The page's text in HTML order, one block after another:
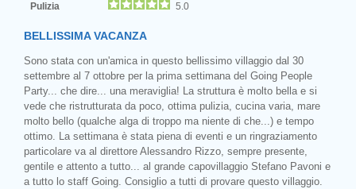
Pulizia
5.0
BELLISSIMA VACANZA
Sono stata con un'amica in questo bellissimo villaggio dal 30
settembre al 7 ottobre per la prima settimana del Going People
Party... che dire... una meraviglia! La struttura è molto bella e si
vede che ristrutturata da poco, ottima pulizia, cucina varia, mare
molto bello (qualche alga di troppo ma niente di che...) e tempo
ottimo. La settimana è stata piena di eventi e un ringraziamento
particolare va al direttore Alessandro Rizzo, sempre presente,
gentile e attento a tutto... al grande capovillaggio Stefano Pavoni e
a tutto lo staff Going. Consiglio a tutti di provare questo villaggio.